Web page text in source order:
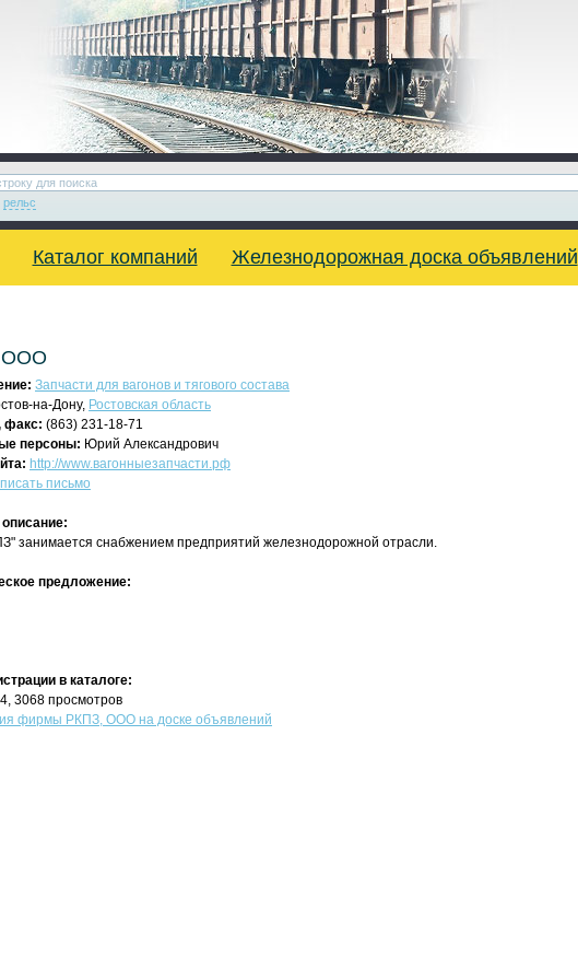
рельс
Каталог компаний Железнодорожная доска объявлений
ООО
Запчасти для вагонов и тягового состава
на-Дону, Ростовская область
факс: (863) 231-18-71
персоны: Юрий Александрович
http://www.вагонныезапчасти.рф
письмо
описание:
занимается снабжением предприятий железнодорожной отрасли.
предложение:
в каталоге:
3068 просмотров
фирмы РКПЗ, ООО на доске объявлений